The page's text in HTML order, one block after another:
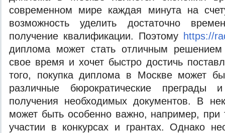
современном мире каждая минута на
возможность уделить достаточно
получение квалификации. Поэтому https://
диплома может стать отличным
свое время и хочет быстро достичь
того, покупка диплома в Москве может
различные бюрократические преграды
получения необходимых документов. В
может быть особенно важно, например, при
участии в конкурсах и грантах. Однако